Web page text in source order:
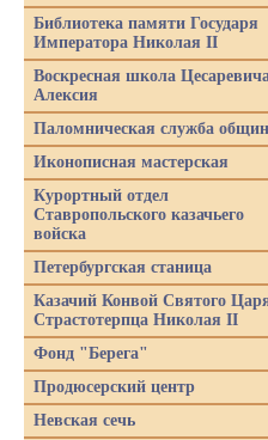
Библиотека памяти Государя
Императора Николая II
Воскресная школа
Алексия
Паломническая служба
Иконописная мастерская
Курортный отдел
Ставропольского казачьего
войска
Петербургская станица
Казачий Конвой Святого
Страстотерпца Николая II
Фонд "Берега"
Продюсерский центр
Невская сечь